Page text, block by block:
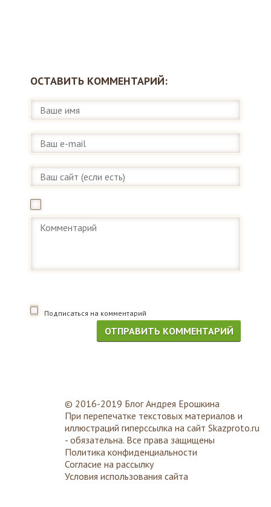
ОСТАВИТЬ КОММЕНТАРИЙ:
Подписаться на комментарий
© 2016-2019 Блог Андрея Ерошкина
При перепечатке текстовых материалов и
иллюстраций гиперссылка на сайт Skazproto.ru
- обязательна. Все права защищены
Политика конфиденциальности
Согласие на рассылку
Условия использования сайта